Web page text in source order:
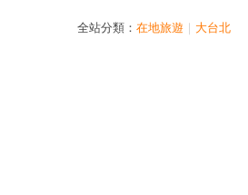
全站分類： 在地旅遊 大台北